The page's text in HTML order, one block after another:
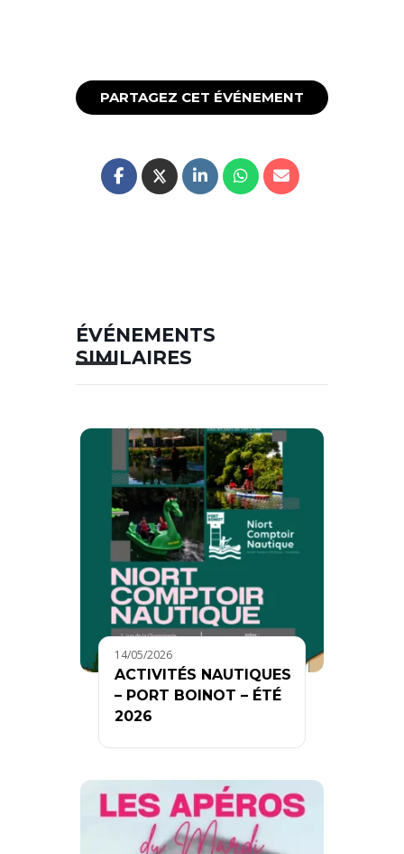
PARTAGEZ CET ÉVÉNEMENT
ÉVÉNEMENTS
SIMILAIRES
14/05/2026
ACTIVITÉS NAUTIQUES
– PORT BOINOT – ÉTÉ
2026